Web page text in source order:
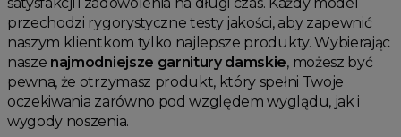
przechodzi rygorystyczne testy jakości, aby zapewnić
naszym klientkom tylko najlepsze produkty. Wybierając
nasze najmodniejsze garnitury damskie, możesz być
pewna, że otrzymasz produkt, który spełni Twoje
oczekiwania zarówno pod względem wyglądu, jak i
wygody noszenia.